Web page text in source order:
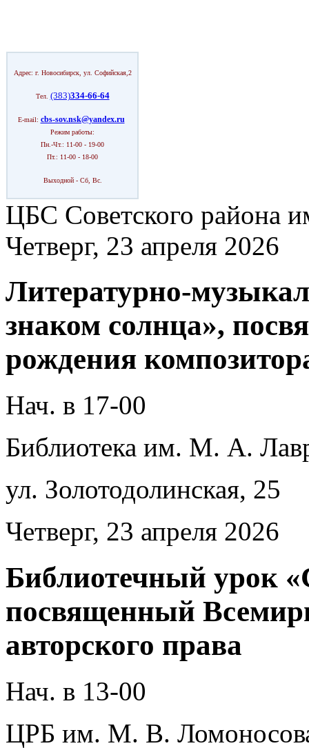
Адрес: г. Новосибирск, ул. Софийская,2
Тел. (383)334-66-64
E-mail: cbs-sov.nsk@yandex.ru
Режим работы:
Пн.-Чт.: 11-00 - 19-00
Пт.: 11-00 - 18-00
Выходной - Сб, Вс.
ЦБС Советского района
Четверг, 23 апреля 2026
Литературно-
знаком солнца»,
рождения
Нач. в 17-00
Библиотека им. М. А.
ул. Золотодолинская, 25
Четверг, 23 апреля 2026
Библиотечный урок
посвященный
авторского права
Нач. в 13-00
ЦРБ им. М. В.